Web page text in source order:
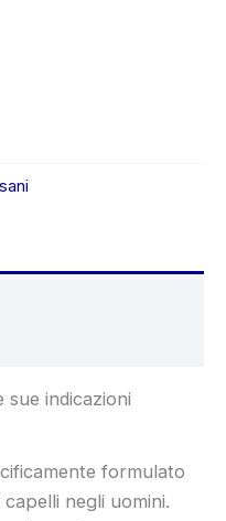
sue indicazioni
formulato
negli uomini.